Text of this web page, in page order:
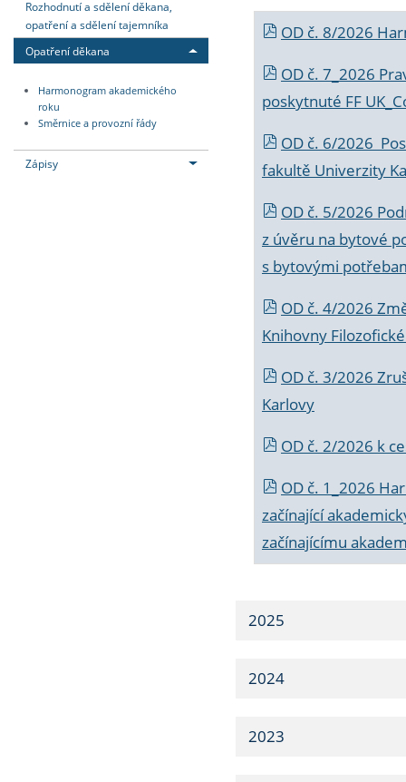
Rozhodnutí a sdělení děkana,
opatření a sdělení tajemníka
Opatření děkana
Harmonogram akademického
roku
Směrnice a provozní řády
Zápisy
OD č. 8/2026
OD č. 7_2026
poskytnuté FF
OD č. 6/2026
fakultě Univerzity
OD č. 5/2026
z úvěru na bytové
s bytovými
OD č. 4/2026
Knihovny
OD č. 3/2026
Karlovy
OD č. 2/2026 k
OD č. 1_2026
začínající
začínajícímu
2025
2024
2023